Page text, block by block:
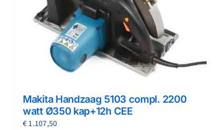
Makita Handzaag 5103 compl. 2200
watt Ø350 kap+12h CEE
€1.107,50